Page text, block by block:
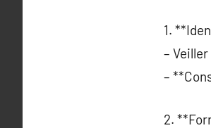
1.
–
–
2.